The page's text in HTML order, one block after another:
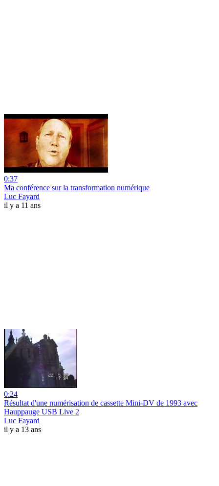
0:37
Ma conférence sur la transformation numérique
Luc Fayard
il y a 11 ans
0:24
Résultat d'une numérisation de cassette Mini-DV de 1993 avec
Hauppauge USB Live 2
Luc Fayard
il y a 13 ans